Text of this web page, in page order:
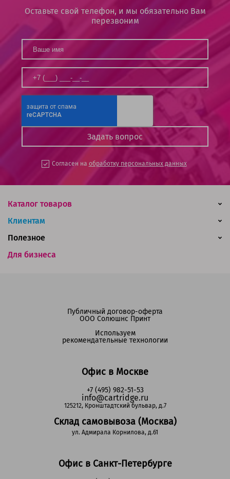
Оставьте свой телефон, и мы обязательно Вам
перезвоним
Согласен на обработку персональных данных
Каталог товаров
Клиентам
Для бизнеса
Полезное
Офис в Москве
+7 (495) 982-51-53
info@cartridge.ru
125212, Кронштадтский бульвар, д.7
Склад самовывоза (Москва)
ул. Адмирала Корнилова, д.61
Офис в Санкт-Петербурге
Публичный договор-оферта
ООО Солюшнс Принт
Используем
рекомендательные технологии